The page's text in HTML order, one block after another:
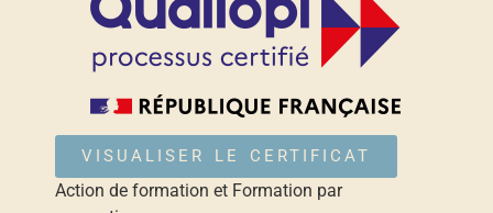
VISUALISER LE CERTIFICAT
Action de formation et Formation par